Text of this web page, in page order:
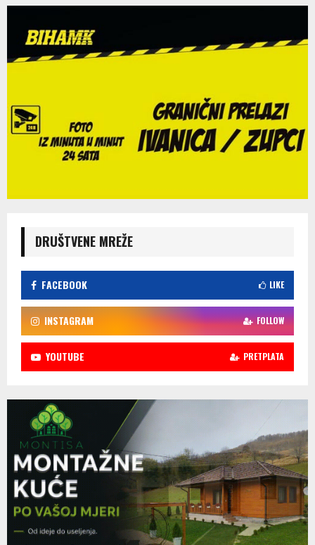
DRUŠTVENE MREŽE
FACEBOOK LIKE
INSTAGRAM FOLLOW
YOUTUBE PRETPLATA